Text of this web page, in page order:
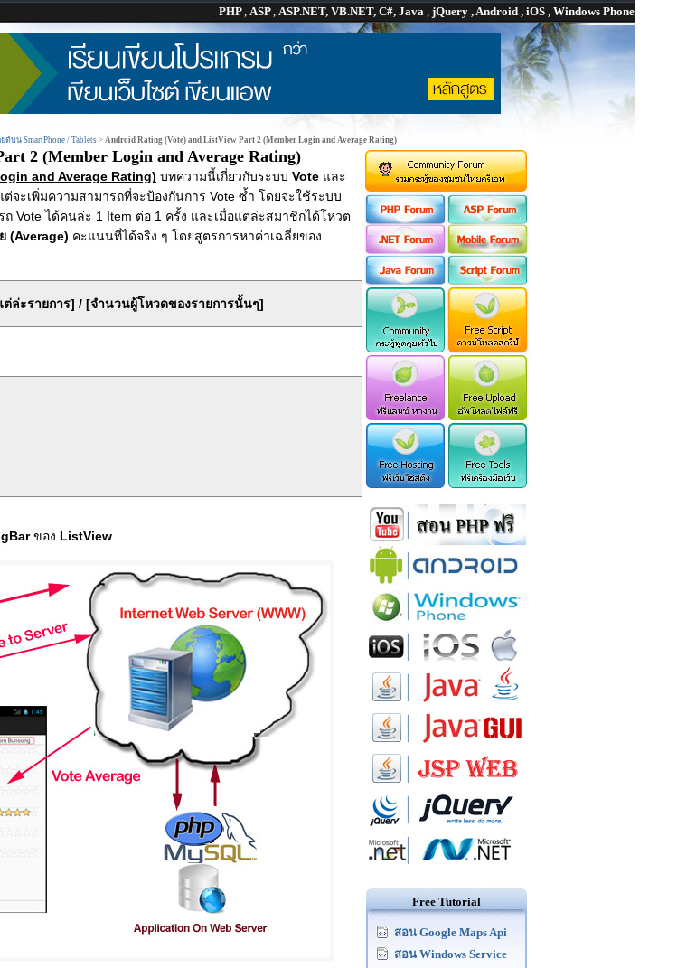
PHP, ASP, ASP.NET, VB.NET, C#, Java , jQuery , Android , iOS , Windows Phone
บน SmartPhone / Tablets> Android Rating (Vote) and ListView Part 2 (Member Login and Average Rating)
2 (Member Login and Average Rating)
and Average Rating) บทความนี้เกี่ยวกับระบบ Vote และ
ต่จะเพิ่มความสามารถที่จะป้องกันการ Vote ซ้ำ โดยจะใช้ระบบ
Vote ได้คนล่ะ 1 Item ต่อ 1 ครั้ง และเมื่อแต่ล่ะสมาชิกได้โหวต
(Average) คะแนนที่ได้จริง ๆ โดยสูตรการหาค่าเฉลี่ยของ
ล่ะรายการ] / [จำนวนผู้โหวดของรายการนั้นๆ]
ของ ListView
Free Tutorial
สอน Google Maps Api
สอน Windows Service